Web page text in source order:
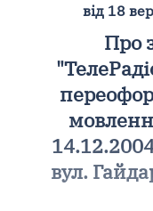
від 18
Про
вул.